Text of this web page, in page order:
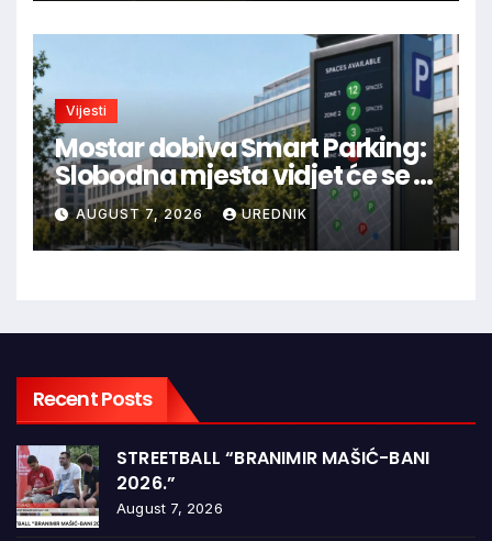
Vijesti
Mostar dobiva Smart Parking:
Slobodna mjesta vidjet će se u
aplikaciji
AUGUST 7, 2026 UREDNIK
Recent Posts
STREETBALL “BRANIMIR MAŠIĆ-BANI
2026.”
August 7, 2026